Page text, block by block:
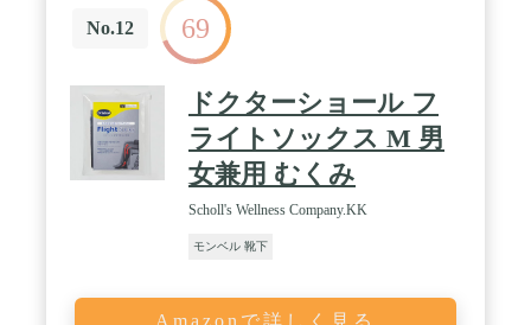
No.12 69
ドクターショール フ
ライトソックス M 男
女兼用 むくみ
Scholl's Wellness Company.KK
モンベル 靴下
Amazonで詳しく見る